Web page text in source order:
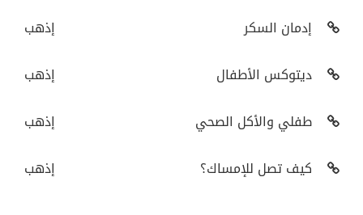
إذهب
إدمان السكر
إذهب
ديتوكس الأطفال
إذهب
طفلي والأكل الصحي
إذهب
كيف تصل للإمساك؟